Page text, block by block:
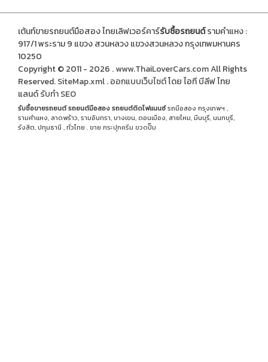
เต้นท์ขายรถยนต์มือสอง ไทยเลิฟเวอร์คาร์รับซื้อรถยนต์รามคำแหง :
917/1 พระราม 9 แขวง สวนหลวง แขวงสวนหลวง กรุงเทพมหานคร
10250
Copyright © 2011 - 2026 .www.ThaiLoverCars.comAll Rights
Reserved.SiteMap.xml.ออกแบบเว็บไซต์โดย ไอที บีลีฟ ไทย
แลนด์รับทำ SEO
รับซื้อขายรถยนต์รถยนต์มือสองรถยนต์ติดไฟแนนซ์รถมือสอง กรุงเทพฯ ,
รามคำแหง, ลาดพร้าว, รามอินทรา, บางเขน, ดอนเมือง, สายไหม, มีนบุรี, นนทบุรี,
รังสิต, ปทุมธานี , ทั่วไทย . ขาย กระปุกครีม ขวดปั๊ม